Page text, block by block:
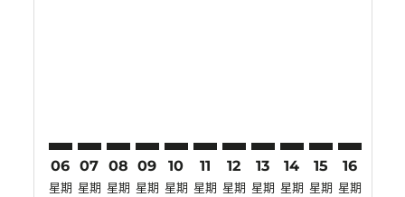
06
星期
07
星期
08
星期
09
星期
10
星期
11
星期
12
星期
13
星期
14
星期
15
星期
16
星期